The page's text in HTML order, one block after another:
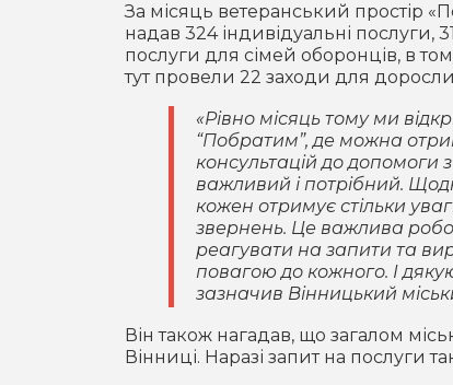
За місяць ветеранський простір
надав 324 індивідуальні послуги,
послуги для сімей оборонців, в
тут провели 22 заходи для
«Рівно місяць тому ми
“Побратим”, де можна
консультацій до допомоги
важливий і потрібний.
кожен отримує стільки
звернень. Це важлива
реагувати на запити та
повагою до кожного. І
зазначив Вінницький
Він також нагадав, що загалом
Вінниці. Наразі запит на послуги